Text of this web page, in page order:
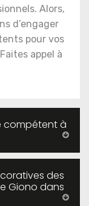
Alors,
d’engager
pour vos
appel à
compétent à
des
Giono dans